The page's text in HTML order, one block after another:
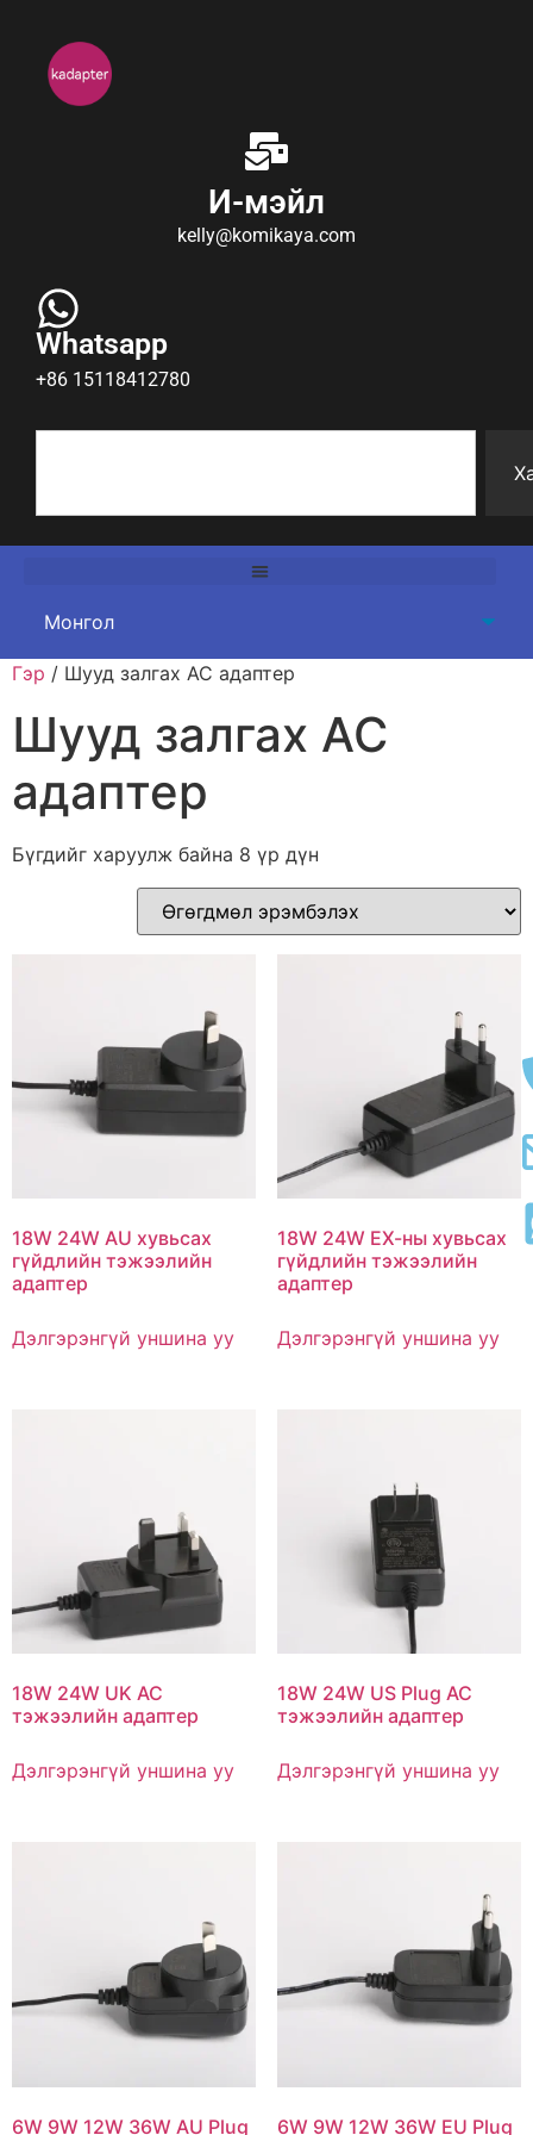
И-мэйл
kelly@komikaya.com
Whatsapp
+86 15118412780
Гэр / Шууд залгах AC адаптер
Шууд залгах AC
адаптер
Бүгдийг харуулж байна 8 үр дүн
18W 24W AU хувьсах
гүйдлийн тэжээлийн
адаптер
Дэлгэрэнгүй уншина уу
18W 24W ЕХ-ны хувьсах
гүйдлийн тэжээлийн
адаптер
Дэлгэрэнгүй уншина уу
18W 24W UK AC
тэжээлийн адаптер
Дэлгэрэнгүй уншина уу
18W 24W US Plug AC
тэжээлийн адаптер
Дэлгэрэнгүй уншина уу
6W 9W 12W 36W AU Plug 6W 9W 12W 36W EU Plug